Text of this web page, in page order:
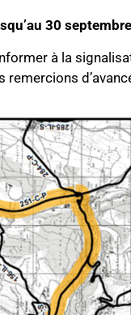
30
à la
remercions